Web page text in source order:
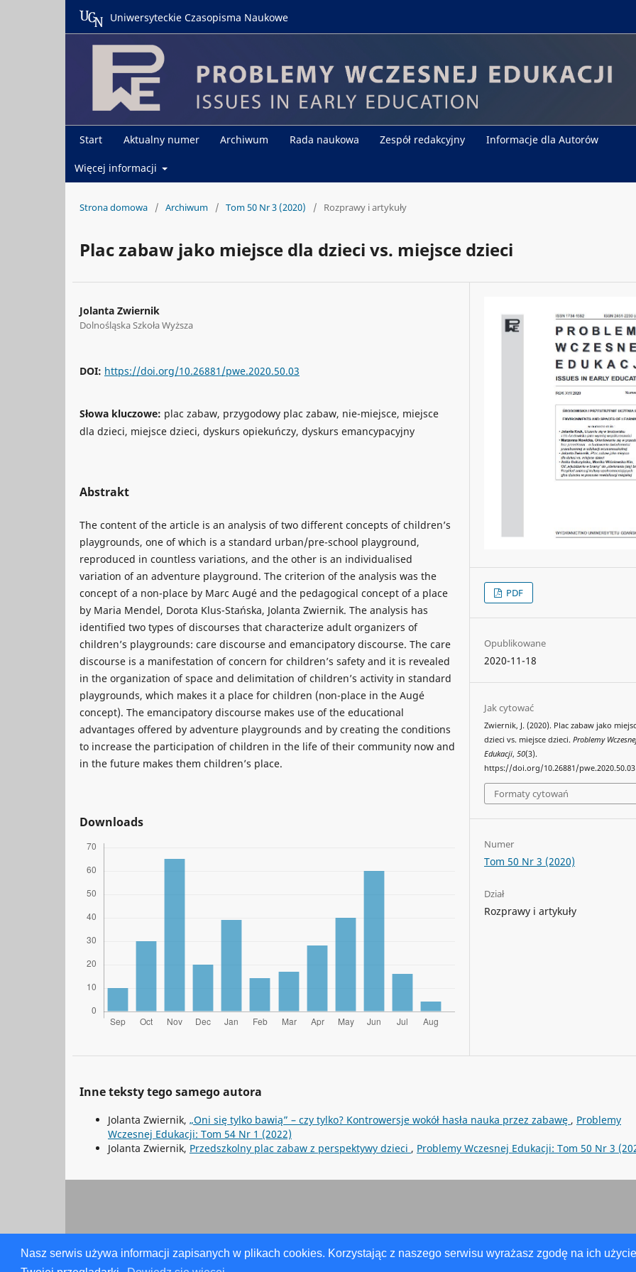
Nasz serwis używa informacji zapisanych w plikach cookies. Korzystając z naszego serwisu wyrażasz zgodę na ich
Start Aktualny numer Archiwum Rada naukowa Zespół redakcyjny Informacje dla Autorów
Więcej informacji
Uniwersyteckie Czasopisma Naukowe
Strona domowa / Archiwum / Tom 50 Nr 3 (2020) / Rozprawy i artykuły
Plac zabaw jako miejsce dla dzieci vs. miejsce dzieci
Jolanta Zwiernik
Dolnośląska Szkoła Wyższa
DOI: https://doi.org/10.26881/pwe.2020.50.03
Słowa kluczowe: plac zabaw, przygodowy plac zabaw, nie-miejsce, miejsce
dla dzieci, miejsce dzieci, dyskurs opiekuńczy, dyskurs emancypacyjny
Abstrakt
The content of the article is an analysis of two different concepts of children’s
playgrounds, one of which is a standard urban/pre-school playground,
reproduced in countless variations, and the other is an individualised
variation of an adventure playground. The criterion of the analysis was the
concept of a non-place by Marc Augé and the pedagogical concept of a place
by Maria Mendel, Dorota Klus-Stańska, Jolanta Zwiernik. The analysis has
identified two types of discourses that characterize adult organizers of
children’s playgrounds: care discourse and emancipatory discourse. The care
discourse is a manifestation of concern for children’s safety and it is revealed
in the organization of space and delimitation of children’s activity in standard
playgrounds, which makes it a place for children (non-place in the Augé
concept). The emancipatory discourse makes use of the educational
advantages offered by adventure playgrounds and by creating the conditions
to increase the participation of children in the life of their community now and
in the future makes them children’s place.
Downloads
PDF
Opublikowane
2020-11-18
Jak cytować
Zwiernik, J. (2020). Plac zabaw jako
dzieci vs. miejsce dzieci.Problemy
Edukacji,50(3).
https://doi.org/10.26881/pwe.2020.50.03
Formaty cytowań
Numer
Tom 50 Nr 3 (2020)
Dział
Rozprawy i artykuły
Inne teksty tego samego autora
Jolanta Zwiernik, „Oni się tylko bawią” – czy tylko? Kontrowersje wokół hasła nauka przez zabawę , Problemy
Wczesnej Edukacji: Tom 54 Nr 1 (2022)
Jolanta Zwiernik, Przedszkolny plac zabaw z perspektywy dzieci , Problemy Wczesnej Edukacji: Tom 50 Nr 3